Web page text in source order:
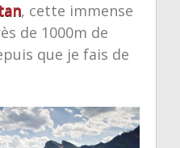
, cette immense
de 1000m de
que je fais de